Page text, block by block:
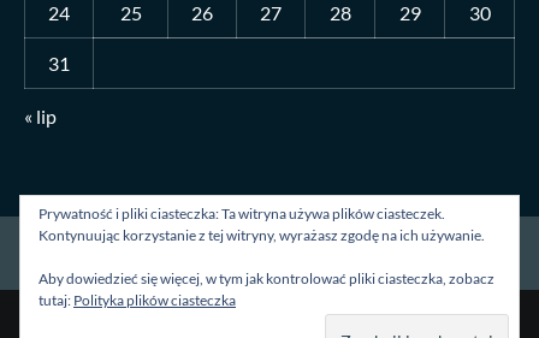
24 25 26 27 28 29 30
31
« lip
Strona główna O mnie Blog Kontakt
Prywatność i pliki ciasteczka: Ta witryna używa plików ciasteczek.
Kontynuując korzystanie z tej witryny, wyrażasz zgodę na ich używanie.
Aby dowiedzieć się więcej, w tym jak kontrolować pliki ciasteczka, zobacz
tutaj: Polityka plików ciasteczka